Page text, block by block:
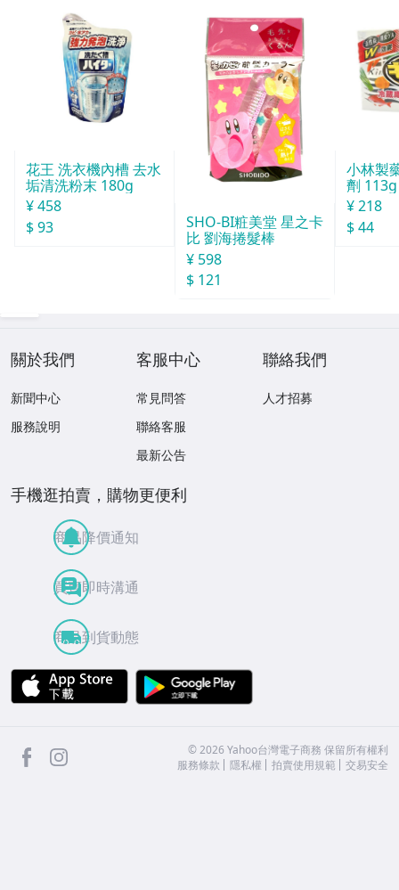
花王 洗衣機內槽 去水
垢清洗粉末 180g
¥ 458
$ 93
SHO-BI粧美堂 星之卡
比 劉海捲髮棒
¥ 598
$ 121
小林製
劑 113g
¥ 218
$ 44
關於我們
新聞中心
服務說明
客服中心
常見問答
聯絡客服
最新公告
聯絡我們
人才招募
手機逛拍賣，購物更便利
商品降價通知
買賣即時溝通
商品到貨動態
APP Store
facebook ©2026 Yahoo台灣電子商務 保留所有權利
服務條款
隱私權 拍賣使用規範 交易安全